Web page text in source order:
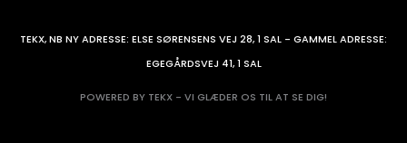
TEKX, NB NY ADRESSE: ELSE SØRENSENS VEJ 28, 1 SAL - GAMMEL ADRESSE:
EGEGÅRDSVEJ 41, 1 SAL
POWERED BY TEKX - VI GLÆDER OS TIL AT SE DIG!